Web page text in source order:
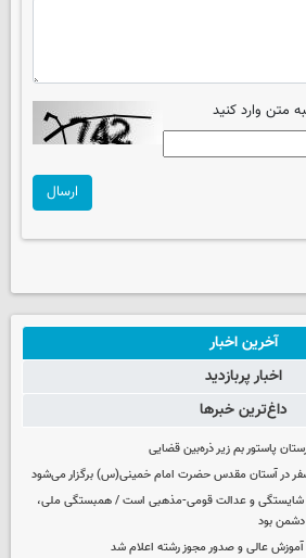
متن وارد کنید
ارسال
آخرین اخبار
اخبار پربازدید
داغ‌ترین خبرها
پاستور بم زیر ذره‌بین قضایی
صفر در آستان مقدس حضرت امام خمینی(س) برگزار می‌شود
شایستگی و عدالت قومی-مذهبی است / همبستگی ملی،
دشمن بود
عالی و صدور مجوز رشته اعلام شد